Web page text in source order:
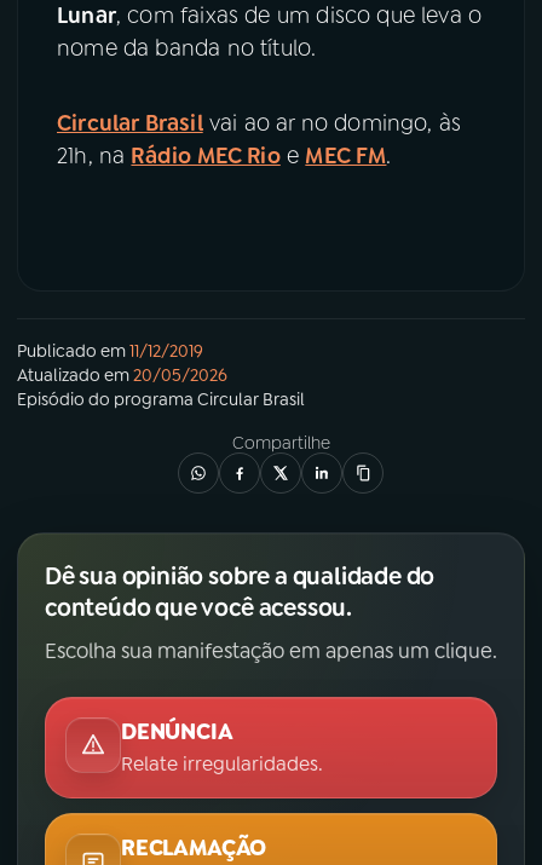
Lunar, com faixas de um disco que leva o
nome da banda no título.
Circular Brasilvai ao ar no domingo, às
21h, na Rádio MEC Rioe MEC FM.
Publicado em11/12/2019
Atualizado em20/05/2026
Episódio do programa Circular Brasil
Compartilhe
Dê sua opinião sobre a qualidade do
conteúdo que você acessou.
Escolha sua manifestação em apenas um clique.
DENÚNCIA
Relate irregularidades.
RECLAMAÇÃO